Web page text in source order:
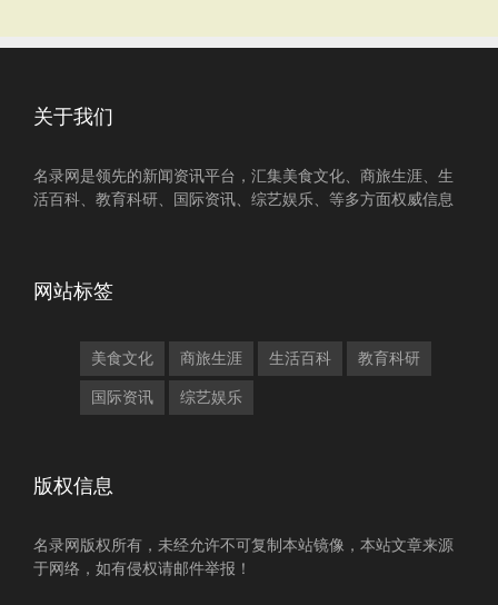
关于我们
名录网是领先的新闻资讯平台，汇集美食文化、商旅生涯、生
活百科、教育科研、国际资讯、综艺娱乐、等多方面权威信息
网站标签
美食文化 商旅生涯 生活百科 教育科研
国际资讯 综艺娱乐
版权信息
名录网版权所有，未经允许不可复制本站镜像，本站文章来源
于网络，如有侵权请邮件举报！